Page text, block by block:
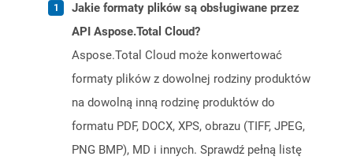
Jakie formaty plików są obsługiwane przez
API Aspose.Total Cloud?
Aspose.Total Cloud może konwertować
formaty plików z dowolnej rodziny produktów
na dowolną inną rodzinę produktów do
formatu PDF, DOCX, XPS, obrazu (TIFF, JPEG,
PNG BMP), MD i innych. Sprawdź pełną listę